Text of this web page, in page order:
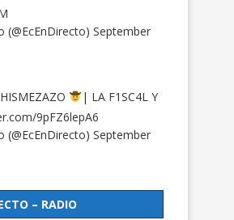
September
| LA F1SC4L Y
9pFZ6lepA6
September
– RADIO